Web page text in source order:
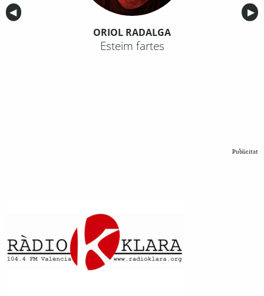
Anterior
◀︎ ▶︎
ORIOL RADALGA
Esteim fartes
Publicitat